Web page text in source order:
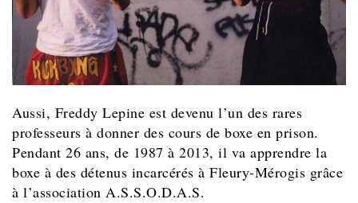
Aussi, Freddy Lepine est devenu l’un des rares
professeurs à donner des cours de boxe en prison.
Pendant 26 ans, de 1987 à 2013, il va apprendre la
boxe à des détenus incarcérés à Fleury-Mérogis grâce
à l’association A.S.S.O.D.A.S.